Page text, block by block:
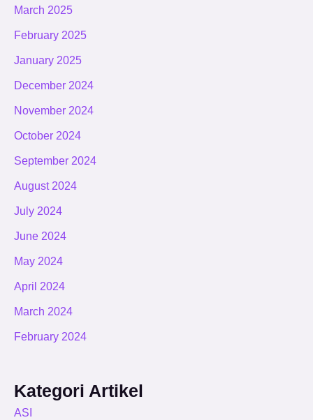
March 2025
February 2025
January 2025
December 2024
November 2024
October 2024
September 2024
August 2024
July 2024
June 2024
May 2024
April 2024
March 2024
February 2024
Kategori Artikel
ASI